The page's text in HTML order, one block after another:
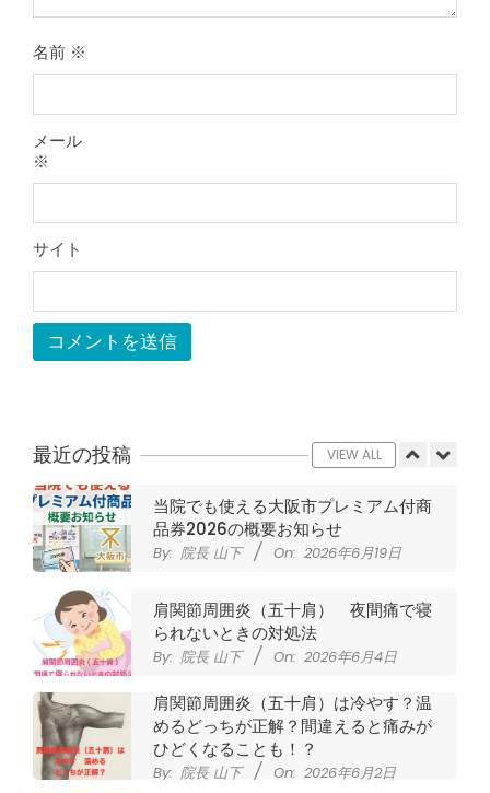
名前 ※
メール
※
サイト
最近の投稿 VIEW ALL
たほうがいい？それとも温める？
整形外科で水を抜きヒアルロン酸注射
ジャンプやダッシュで膝のお皿の下が
自分で貼れるテーピングのご紹介
痛い！膝蓋靭帯炎になってしまったら
サポーターはつけるべき？
By: 院長 山下
2026年7月11日
当院でも使える大阪市プレミアム付商
品券2026の概要お知らせ
By: 院長 山下 On: 2026年6月19日
肩関節周囲炎（五十肩） 夜間痛で寝
られないときの対処法
By: 院長 山下 On: 2026年6月4日
肩関節周囲炎（五十肩）は冷やす？温
めるどっちが正解？間違えると痛みが
ひどくなることも！？
By: 院長 山下 On: 2026年6月2日